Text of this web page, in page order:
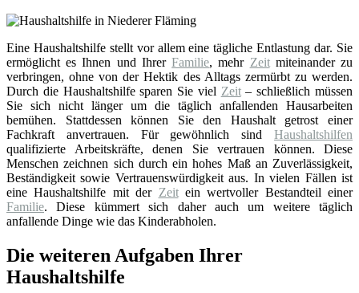
Eine Haushaltshilfe stellt vor allem eine tägliche Entlastung dar. Sie
ermöglicht es Ihnen und IhrerFamilie, mehr Zeitmiteinander zu
verbringen, ohne von der Hektik des Alltags zermürbt zu werden.
Durch die Haushaltshilfe sparen Sie viel Zeit– schließlich müssen
Sie sich nicht länger um die täglich anfallenden Hausarbeiten
bemühen. Stattdessen können Sie den Haushalt getrost einer
Fachkraft anvertrauen. Für gewöhnlich sind Haushaltshilfen
qualifizierte Arbeitskräfte, denen Sie vertrauen können. Diese
Menschen zeichnen sich durch ein hohes Maß an Zuverlässigkeit,
Beständigkeit sowie Vertrauenswürdigkeit aus. In vielen Fällen ist
eine Haushaltshilfe mit der Zeitein wertvoller Bestandteil einer
Familie. Diese kümmert sich daher auch um weitere täglich
anfallende Dinge wie das Kinderabholen.
Die weiteren Aufgaben Ihrer
Haushaltshilfe